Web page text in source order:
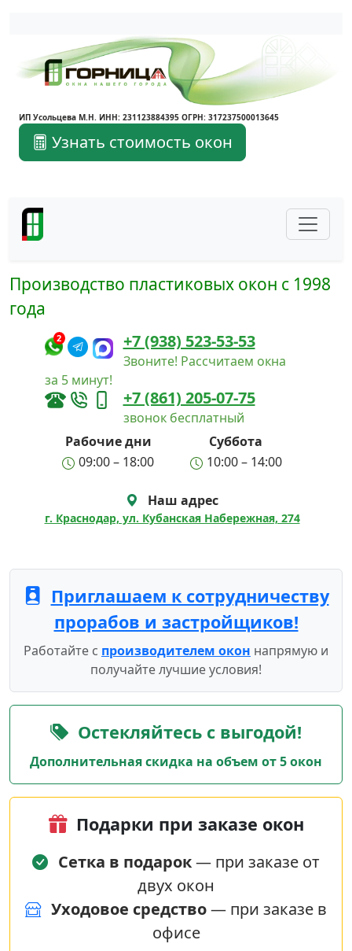
Написать в Max
Написать в Telegram
ИП Усольцева М.Н. ИНН: 231123884395 ОГРН: 317237500013645
Узнать стоимость окон
Производство пластиковых окон с 1998
года
2 +7 (938) 523-53-53
Звоните! Рассчитаем окна
за 5 минут!
+7 (861) 205-07-75
звонок бесплатный
Рабочие дни
Суббота
09:00 – 18:00
10:00 – 14:00
Наш адрес
г. Краснодар, ул. Кубанская Набережная, 274
Приглашаем к сотрудничеству
прорабов и застройщиков!
Работайте с производителем окон напрямую и
получайте лучшие условия!
Остекляйтесь с выгодой!
Дополнительная скидка на объем от 5 окон
Подарки при заказе окон
Сетка в подарок— при заказе от
двух окон
Уходовое средство— при заказе в
офисе